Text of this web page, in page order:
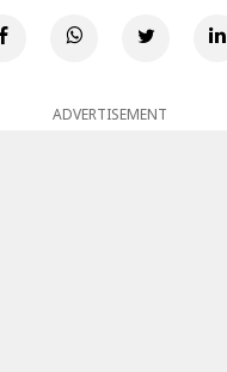
ADVERTISEMENT